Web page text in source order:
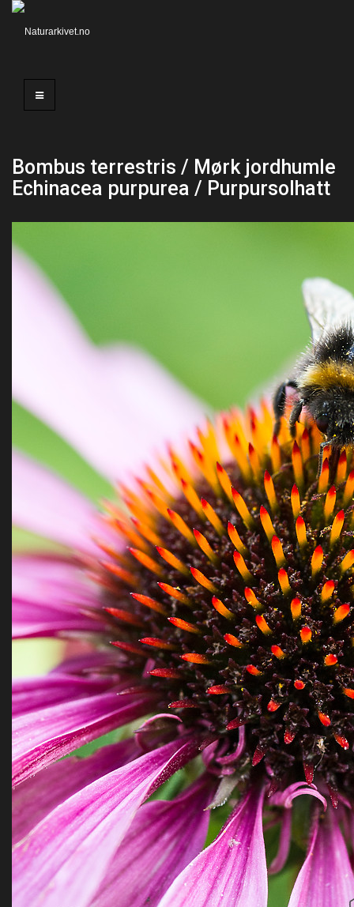
Bombus terrestris / Mørk jordhumle
Echinacea purpurea / Purpursolhatt